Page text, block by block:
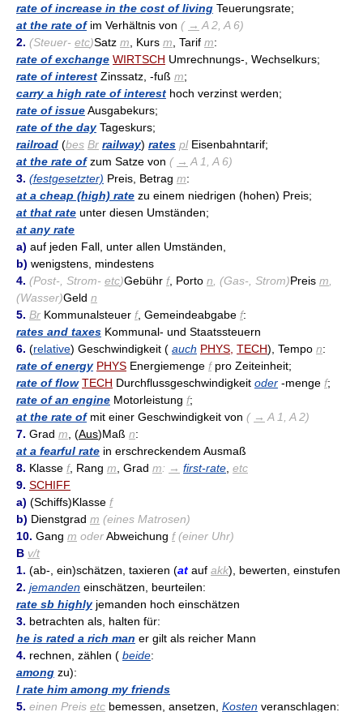
rate of increase in the cost of living Teuerungsrate;
at the rate ofim Verhältnis von ( → A 2, A 6)
2. (Steuer- etc)Satz m , Kurs m , Tarif m:
rate of exchange WIRTSCH Umrechnungs-, Wechselkurs;
rate of interest Zinssatz, -fuß m;
carry a high rate of interest hoch verzinst werden;
rate of issueAusgabekurs;
rate of the dayTageskurs;
railroad (bes Br railway) rates plEisenbahntarif;
at the rate ofzum Satze von ( → A 1, A 6)
3. (festgesetzter) Preis, Betrag m:
at a cheap (high) rate zu einem niedrigen (hohen) Preis;
at that rate unter diesen Umständen;
at any rate
a) auf jeden Fall, unter allen Umständen,
b) wenigstens, mindestens
4. (Post-, Strom- etc)Gebühr f, Porto n , (Gas-, Strom)Preis m
(Wasser)Geld n
5. Br Kommunalsteuer f, Gemeindeabgabe f:
rates and taxes Kommunal- und Staatssteuern
6. (relative) Geschwindigkeit ( auch PHYS TECH), Tempo n:
rate of energy PHYS Energiemenge fpro Zeiteinheit;
rate of flow TECH Durchflussgeschwindigkeit oder -menge f;
rate of an engine Motorleistung f;
at the rate ofmit einer Geschwindigkeit von ( → A 1, A 2)
7. Grad m , (Aus)Maß n:
at a fearful rate in erschreckendem Ausmaß
8. Klasse f, Rang m , Grad m: → first-rate etc
9. SCHIFF
a) (Schiffs)Klasse f
b) Dienstgrad m (eines Matrosen)
10. Gang m oderAbweichung f(einer Uhr)
B v/t
1. (ab-, ein)schätzen, taxieren (at auf akk), bewerten, einstufen
2. jemanden einschätzen, beurteilen:
rate sb highlyjemanden hoch einschätzen
3. betrachten als, halten für:
he is rated a rich man er gilt als reicher Mann
4. rechnen, zählen ( beide:
among zu):
I rate him among my friends
5. einen Preis etc bemessen, ansetzen, Kosten veranschlagen: